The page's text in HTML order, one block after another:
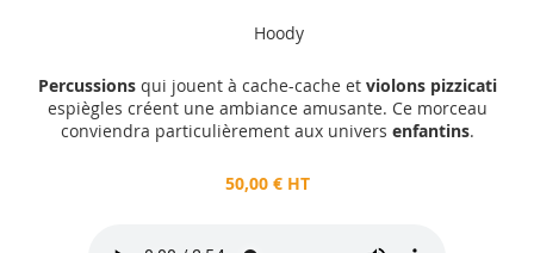
Hoody
Percussionsqui jouent à cache-cache et violons pizzicati
espiègles créent une ambiance amusante. Ce morceau
conviendra particulièrement aux univers enfantins.
50,00 € HT